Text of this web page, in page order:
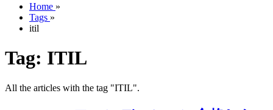
Home »
Tags »
itil
Tag: ITIL
All the articles with the tag "ITIL".